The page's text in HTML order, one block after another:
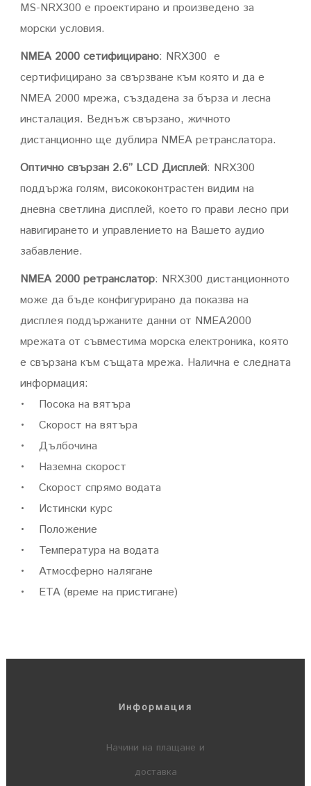
MS-NRX300 е проектирано и произведено за
морски условия.
NMEA 2000 сетифицирано: NRX300 е
сертифицирано за свързване към която и да е
NMEA 2000 мрежа, създадена за бърза и лесна
инсталация. Веднъж свързано, жичното
дистанционно ще дублира NMEA ретранслатора.
Оптично свързан 2.6” LCD Дисплей: NRX300
поддържа голям, висококонтрастен видим на
дневна светлина дисплей, което го прави лесно при
навигирането и управлението на Вашето аудио
забавление.
NMEA 2000 ретранслатор: NRX300 дистанционното
може да бъде конфигурирано да показва на
дисплея поддържаните данни от NMEA2000
мрежата от съвместима морска електроника, която
е свързана към същата мрежа. Налична е следната
информация:
• Посока на вятъра
• Скорост на вятъра
• Дълбочина
• Наземна скорост
• Скорост спрямо водата
• Истински курс
• Положение
• Температура на водата
• Атмосферно налягане
• ETA (време на пристигане)
Информация
Начини на плащане и
доставка